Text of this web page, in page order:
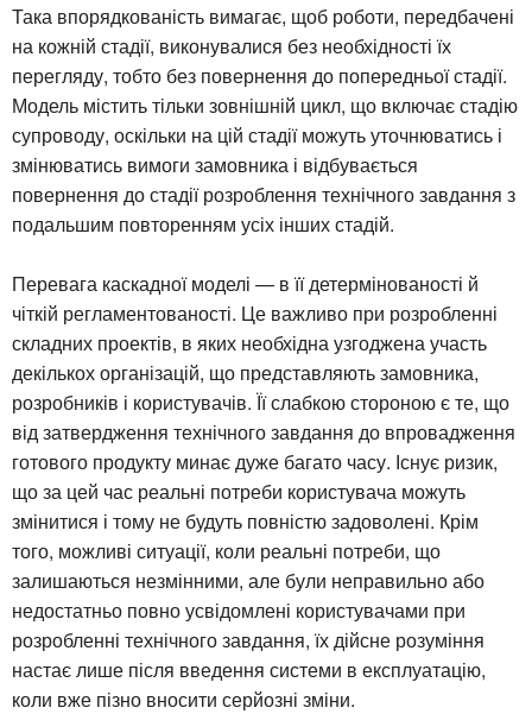
Така впорядкованість вимагає, щоб роботи, передбачені
на кожній стадії, виконувалися без необхідності їх
перегляду, тобто без повернення до попередньої стадії.
Модель містить тільки зовнішній цикл, що включає стадію
супроводу, оскільки на цій стадії можуть уточнюватись і
змінюватись вимоги замовника і відбувається
повернення до стадії розроблення технічного завдання з
подальшим повторенням усіх інших стадій.
Перевага каскадної моделі — в її детермінованості й
чіткій регламентованості. Це важливо при розробленні
складних проектів, в яких необхідна узгоджена участь
декількох організацій, що представляють замовника,
розробників і користувачів. Її слабкою стороною є те, що
від затвердження технічного завдання до впровадження
готового продукту минає дуже багато часу. Існує ризик,
що за цей час реальні потреби користувача можуть
змінитися і тому не будуть повністю задоволені. Крім
того, можливі ситуації, коли реальні потреби, що
залишаються незмінними, але були неправильно або
недостатньо повно усвідомлені користувачами при
розробленні технічного завдання, їх дійсне розуміння
настає лише після введення системи в експлуатацію,
коли вже пізно вносити серйозні зміни.